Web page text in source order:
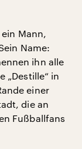
Mann,
Name:
ihn alle
„Destille“ in
einer
die an
Fußballfans